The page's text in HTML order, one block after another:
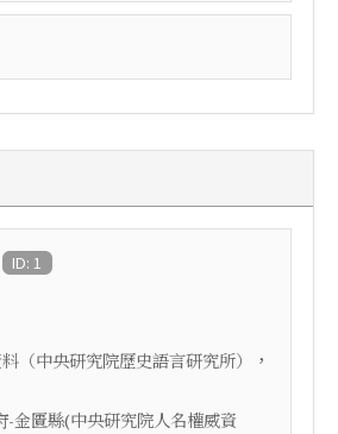
ID: 1
（中央研究院歷史語言研究所）
，
-金匱縣(中央研究院人名權威資